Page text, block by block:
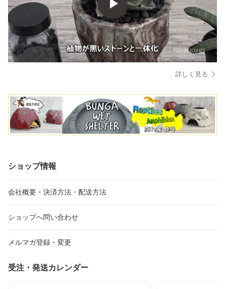
詳しく見る
ショップ情報
会社概要・決済方法・配送方法
ショップへ問い合わせ
メルマガ登録・変更
受注・発送カレンダー